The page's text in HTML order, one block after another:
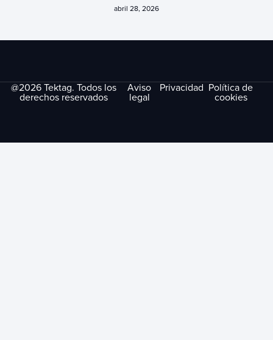
abril 28, 2026
@2026 Tektag. Todos los
derechos reservados
Aviso
legal
Privacidad Política de
cookies